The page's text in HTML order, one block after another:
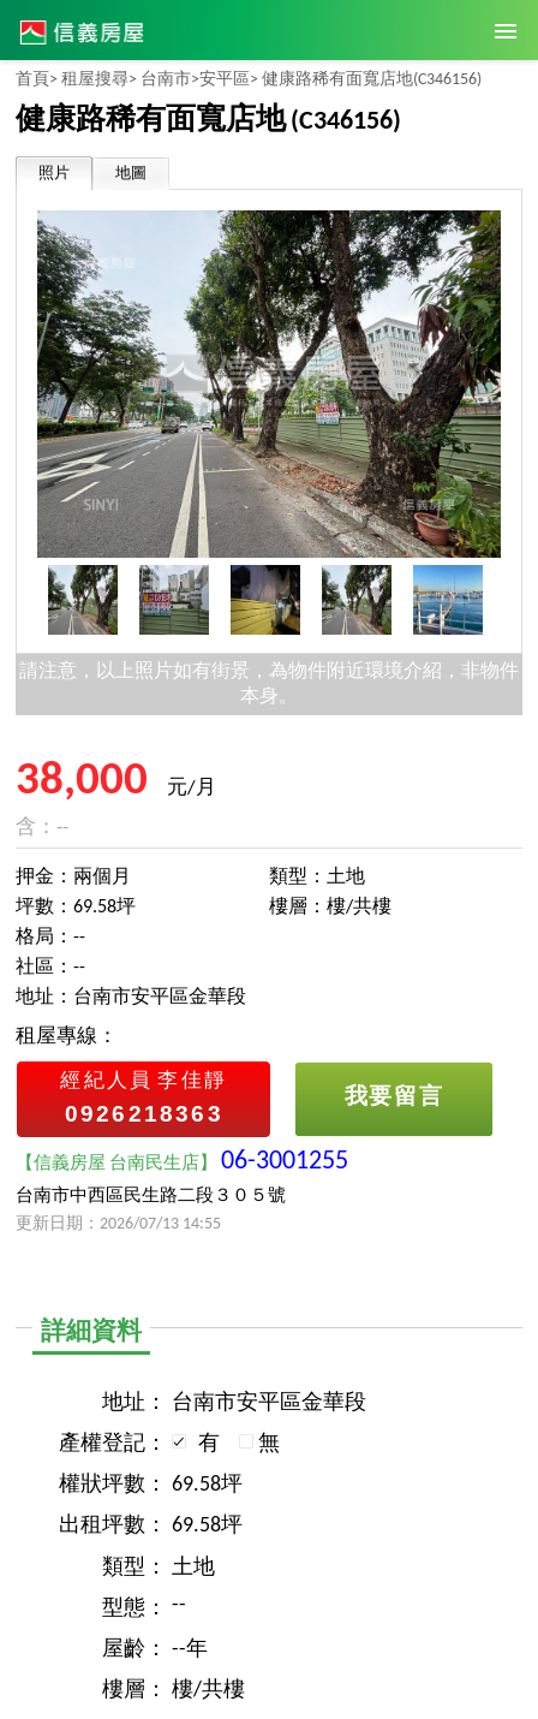
首頁> 租屋搜尋> 台南市>安平區> 健康路稀有面寬店地(C346156)
健康路稀有面寬店地 (C346156)
照片 地圖
請注意，以上照片如有街景，為物件附近環境介紹，非物件
本身。
38,000
元/月
含：--
押金：兩個月
坪數：69.58坪
類型：土地
樓層：樓/共樓
格局：--
社區：--
地址：台南市安平區金華段
租屋專線：
經紀人員 李佳靜
0926218363
我要留言
【信義房屋 台南民生店】06-3001255
台南市中西區民生路二段３０５號
更新日期：2026/07/13 14:55
詳細資料
地址：
台南市安平區金華段
產權登記：
有
無
權狀坪數：
69.58坪
出租坪數：
69.58坪
類型：
土地
型態：
--
屋齡：
--年
樓層：
樓/共樓